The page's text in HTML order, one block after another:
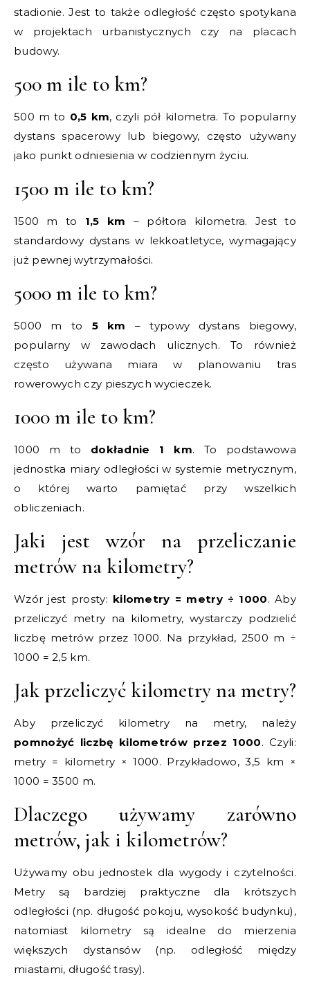
stadionie. Jest to także odległość często spotykana
w projektach urbanistycznych czy na placach
budowy.
500 m ile to km?
500 m to 0,5 km, czyli pół kilometra. To popularny
dystans spacerowy lub biegowy, często używany
jako punkt odniesienia w codziennym życiu.
1500 m ile to km?
1500 m to 1,5 km – półtora kilometra. Jest to
standardowy dystans w lekkoatletyce, wymagający
już pewnej wytrzymałości.
5000 m ile to km?
5000 m to 5 km – typowy dystans biegowy,
popularny w zawodach ulicznych. To również
często używana miara w planowaniu tras
rowerowych czy pieszych wycieczek.
1000 m ile to km?
1000 m to dokładnie 1 km. To podstawowa
jednostka miary odległości w systemie metrycznym,
o której warto pamiętać przy wszelkich
obliczeniach.
Jaki jest wzór na przeliczanie
metrów na kilometry?
Wzór jest prosty: kilometry = metry ÷ 1000. Aby
przeliczyć metry na kilometry, wystarczy podzielić
liczbę metrów przez 1000. Na przykład, 2500 m ÷
1000 = 2,5 km.
Jak przeliczyć kilometry na metry?
Aby przeliczyć kilometry na metry, należy
pomnożyć liczbę kilometrów przez 1000. Czyli:
metry = kilometry × 1000. Przykładowo, 3,5 km ×
1000 = 3500 m.
Dlaczego używamy zarówno
metrów, jak i kilometrów?
Używamy obu jednostek dla wygody i czytelności.
Metry są bardziej praktyczne dla krótszych
odległości (np. długość pokoju, wysokość budynku),
natomiast kilometry są idealne do mierzenia
większych dystansów (np. odległość między
miastami, długość trasy).